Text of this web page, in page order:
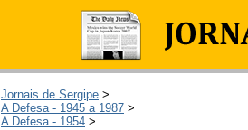
Jornais de Sergipe >
A Defesa - 1945 a 1987 >
A Defesa - 1954 >